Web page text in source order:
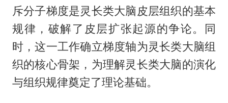
斥分子梯度是灵长类大脑皮层组织的基本
规律，破解了皮层扩张起源的争论。同
时，这一工作确立梯度轴为灵长类大脑组
织的核心骨架，为理解灵长类大脑的演化
与组织规律奠定了理论基础。